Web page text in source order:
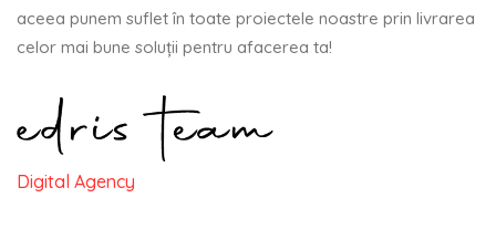
aceea punem suflet în toate proiectele noastre prin livrarea
celor mai bune soluţii pentru afacerea ta!
Digital Agency